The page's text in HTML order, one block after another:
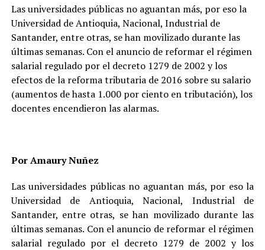
Las universidades públicas no aguantan más, por eso la
Universidad de Antioquia, Nacional, Industrial de
Santander, entre otras, se han movilizado durante las
últimas semanas. Con el anuncio de reformar el régimen
salarial regulado por el decreto 1279 de 2002 y los
efectos de la reforma tributaria de 2016 sobre su salario
(aumentos de hasta 1.000 por ciento en tributación), los
docentes encendieron las alarmas.
Por Amaury Nuñez
Las universidades públicas no aguantan más, por eso la
Universidad de Antioquia, Nacional, Industrial de
Santander, entre otras, se han movilizado durante las
últimas semanas. Con el anuncio de reformar el régimen
salarial regulado por el decreto 1279 de 2002 y los